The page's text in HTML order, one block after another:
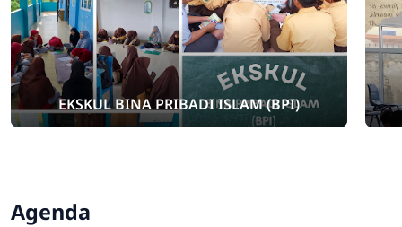
EKSKUL BINA PRIBADI ISLAM (BPI)
Agenda